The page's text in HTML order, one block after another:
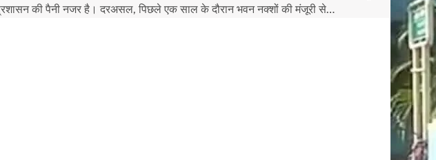
की पैनी नजर है। दरअसल, पिछले एक साल के दौरान भवन नक्शों की मंजूरी से…